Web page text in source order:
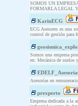
SOMOS UN
FORMARLA LEGAL
KarinECG
ECG Asesores es una
control de gestión para
Somos una empresa
en: Mecánica de suelos
Asesorías en
prexperto
Empresa dedicada a la